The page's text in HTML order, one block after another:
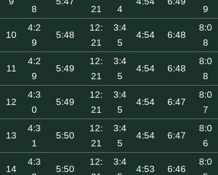
8
21
4
9
10
4:2
9
5:48
12:
21
3:4
5
4:54 6:48
8:0
8
11
4:2
9
5:49
12:
21
3:4
5
4:54 6:48
8:0
8
12
4:3
0
5:49
12:
21
3:4
5
4:54 6:47
8:0
7
13
4:3
1
5:50
12:
21
3:4
5
4:54 6:47
8:0
6
14
4:3
5:50
12:
3:4
4:53 6:46
8:0